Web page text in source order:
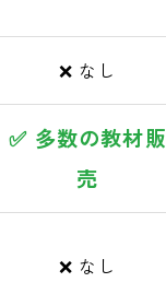
❌ なし
✅ 多数の教材販
売
❌ なし